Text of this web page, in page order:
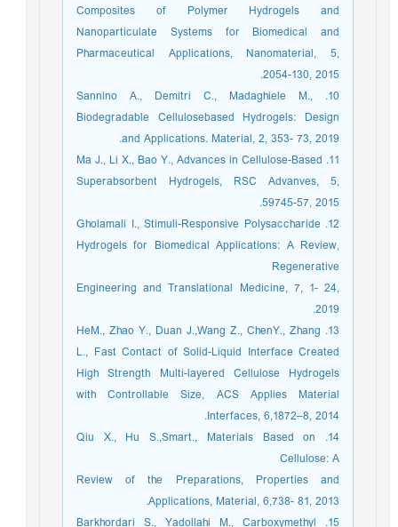
Composites of Polymer Hydrogels and
Nanoparticulate Systems for Biomedical and
Pharmaceutical Applications, Nanomaterial, 5,
2054-130, 2015.
10. Sannino A., Demitri C., Madaghiele M.,
Biodegradable Cellulosebased Hydrogels: Design
and Applications. Material, 2, 353- 73, 2019.
11. Ma J., Li X., Bao Y., Advances in Cellulose-Based
Superabsorbent Hydrogels, RSC Advanves, 5,
59745-57, 2015.
12. Gholamali I., Stimuli-Responsive Polysaccharide
Hydrogels for Biomedical Applications: A Review,
Regenerative
Engineering and Translational Medicine, 7, 1- 24,
2019.
13. HeM., Zhao Y., Duan J.,Wang Z., ChenY., Zhang
L., Fast Contact of Solid-Liquid Interface Created
High Strength Multi-layered Cellulose Hydrogels
with Controllable Size, ACS Applies Material
Interfaces, 6,1872–8, 2014.
14. Qiu X., Hu S.,Smart., Materials Based on
Cellulose: A
Review of the Preparations, Properties and
Applications, Material, 6,738- 81, 2013.